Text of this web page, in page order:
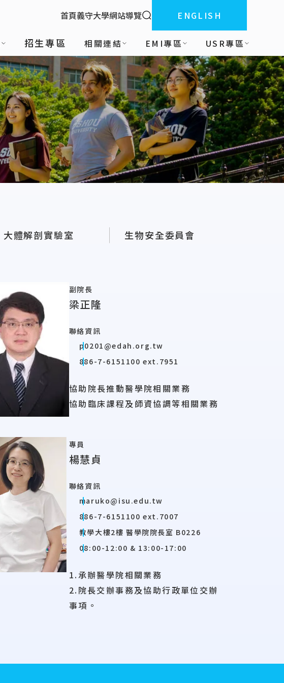
:::
首頁義守大學網站導覽 全站搜索ENGLISH
招生專區 相關連結 EMI專區 USR專區
大體解剖實驗室 生物安全委員會
副院長
梁正隆
聯絡資訊
p0201@edah.org.tw
886-7-6151100 ext.7951
協助院長推動醫學院相關業務
協助臨床課程及師資協調等相關業務
專員
楊慧貞
聯絡資訊
maruko@isu.edu.tw
886-7-6151100 ext.7007
教學大樓2樓 醫學院院長室 B0226
08:00-12:00 & 13:00-17:00
1.承辦醫學院相關業務
2.院長交辦事務及協助行政單位交辦
事項。